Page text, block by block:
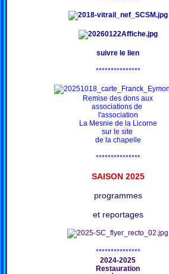
suivre le lien
***************
Remise des dons aux
associations de
l'association
La Mesnie de la Licorne
sur le site
de la chapelle
***************
SAISON 2025
programmes
et reportages
***************
2024-2025
Restauration